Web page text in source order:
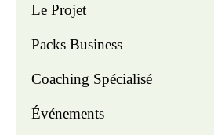
Le Projet
Packs Business
Coaching Spécialisé
Événements